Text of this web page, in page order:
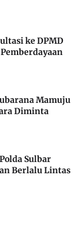
ke DPMD
Mamuju
Diminta
Sulbar
Berlalu Lintas